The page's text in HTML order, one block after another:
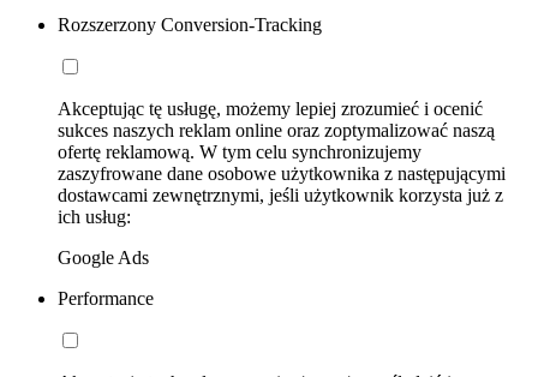
Rozszerzony Conversion-Tracking
Akceptując tę usługę, możemy lepiej zrozumieć i ocenić
sukces naszych reklam online oraz zoptymalizować naszą
ofertę reklamową. W tym celu synchronizujemy
zaszyfrowane dane osobowe użytkownika z następującymi
dostawcami zewnętrznymi, jeśli użytkownik korzysta już z
ich usług:
Google Ads
Performance